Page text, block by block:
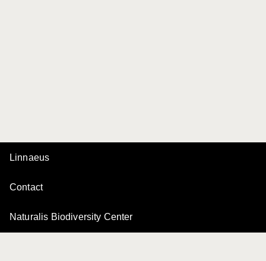
Linnaeus
Contact
Naturalis Biodiversity Center